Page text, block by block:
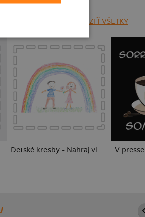
ZOBRAZIŤ VŠETKY
Detské kresby - Nahraj vlastnú V presse